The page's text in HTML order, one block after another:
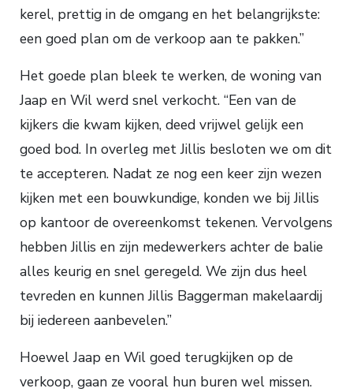
kerel, prettig in de omgang en het belangrijkste:
een goed plan om de verkoop aan te pakken.”
Het goede plan bleek te werken, de woning van
Jaap en Wil werd snel verkocht. “Een van de
kijkers die kwam kijken, deed vrijwel gelijk een
goed bod. In overleg met Jillis besloten we om dit
te accepteren. Nadat ze nog een keer zijn wezen
kijken met een bouwkundige, konden we bij Jillis
op kantoor de overeenkomst tekenen. Vervolgens
hebben Jillis en zijn medewerkers achter de balie
alles keurig en snel geregeld. We zijn dus heel
tevreden en kunnen Jillis Baggerman makelaardij
bij iedereen aanbevelen.”
Hoewel Jaap en Wil goed terugkijken op de
verkoop, gaan ze vooral hun buren wel missen.